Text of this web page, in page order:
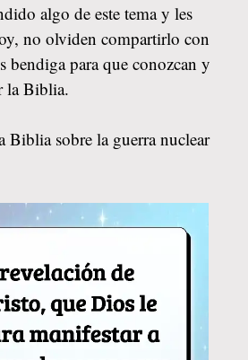
algo de este tema y les
no olviden compartirlo con
bendiga para que conozcan y
la Biblia.
Biblia sobre la guerra nuclear